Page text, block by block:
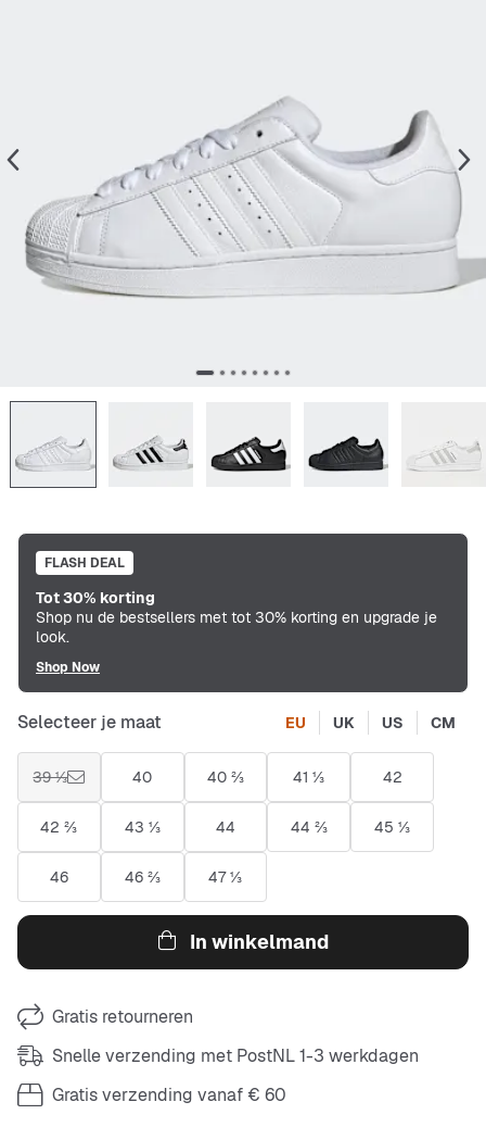
FLASH DEAL
Tot 30% korting
Shop nu de bestsellers met tot 30% korting en upgrade je
look.
Shop Now
Selecteer je maat EU UK US CM
39 ⅓ 40 40 ⅔ 41 ⅓ 42
42 ⅔ 43 ⅓ 44 44 ⅔ 45 ⅓
46 46 ⅔ 47 ⅓
In winkelmand
Gratis retourneren
Snelle verzending met PostNL 1-3 werkdagen
Gratis verzending vanaf € 60